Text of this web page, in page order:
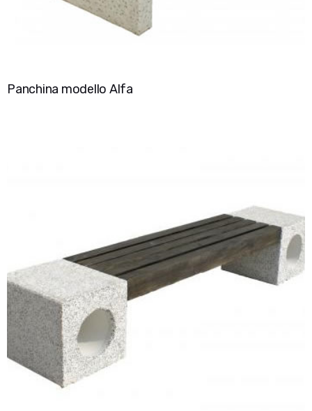
Panchina modello Alfa